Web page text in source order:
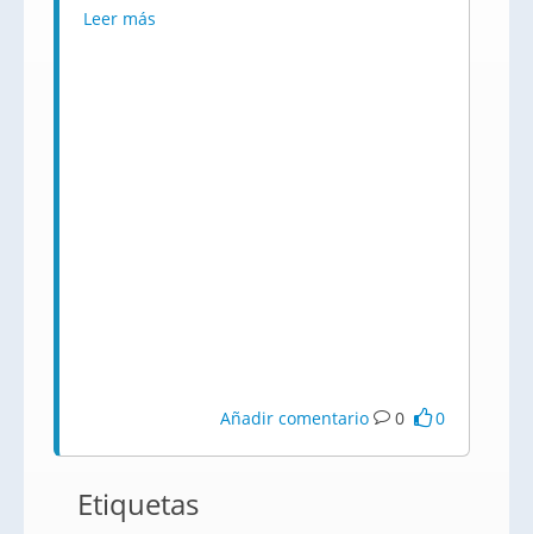
Leer más
Añadir comentario 0 0
Etiquetas